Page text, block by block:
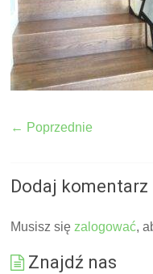
← Poprzednie
Dodaj komentarz
Musisz się zalogować,
Znajdź nas